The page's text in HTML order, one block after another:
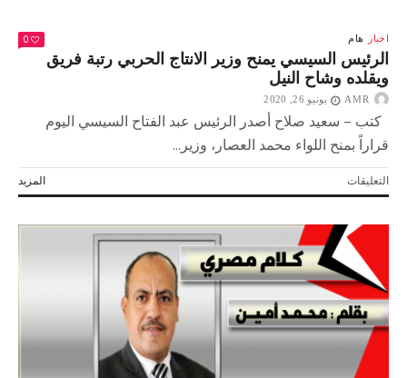
للإنتاج
الحربي:
نكمل
المسيرة
ونتعاون
كافة
الجهات
التصنيعية
بالدولة
اخبار هام 0
الرئيس السيسي يمنح وزير الانتاج الحربي رتبة فريق
ويقلده وشاح النيل
AMR يونيو 26, 2020
كتب – سعيد صلاح أصدر الرئيس عبد الفتاح السيسي اليوم
قراراً بمنح اللواء محمد العصار، وزير...
المزيد التعليقاتعلى
الرئيس
يمنح
وزير
الانتاج
الحربي
رتبة
فريق
ويقلده
النيل